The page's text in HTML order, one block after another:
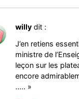
willy dit :
J’en retiens
ministre de
leçon sur les
encore
….. »